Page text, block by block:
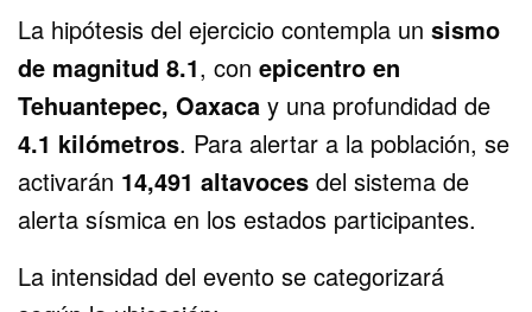
La hipótesis del ejercicio contempla unsismo
de magnitud 8.1, conepicentro en
Tehuantepec, Oaxaca y una profundidad de
4.1 kilómetros. Para alertar a la población, se
activarán 14,491 altavoces del sistema de
alerta sísmica en los estados participantes.
La intensidad del evento se categorizará